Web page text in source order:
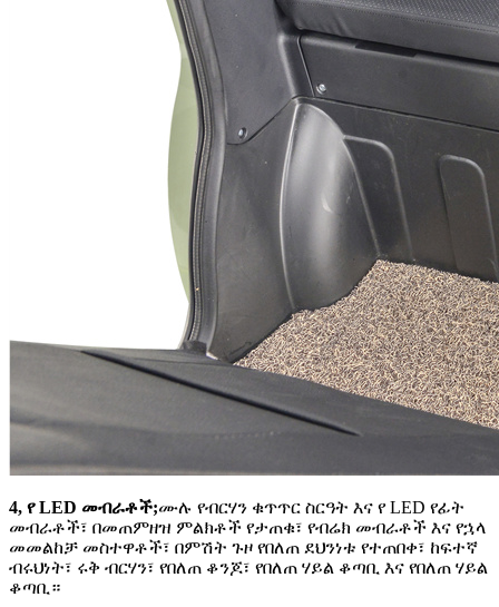
4, የ LED መብራቶች;ሙሉ የብርሃን ቁጥጥር ስርዓት እና የ LED የፊት
መብራቶች፣ በመጠምዘዝ ምልክቶች የታጠቁ፣ የብሬክ መብራቶች እና የኋላ
መመልከቻ መስተዋቶች፣ በምሽት ጉዞ የበለጠ ደህንነቱ የተጠበቀ፣ ከፍተኛ
ብሩህነት፣ ሩቅ ብርሃን፣ የበለጠ ቆንጆ፣ የበለጠ ሃይል ቆጣቢ እና የበለጠ ሃይል
ቆጣቢ።